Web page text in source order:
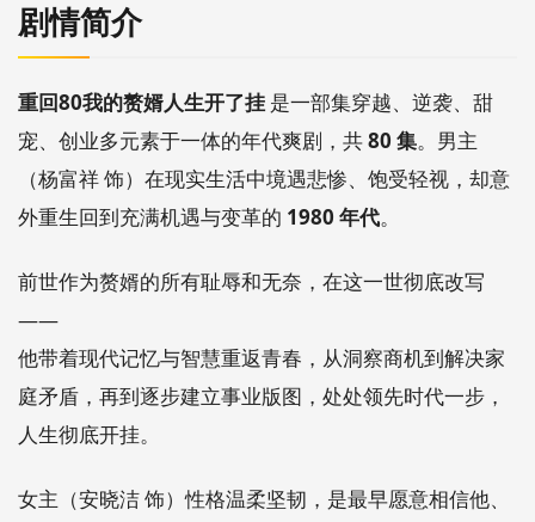
剧情简介
重回80我的赘婿人生开了挂 是一部集穿越、逆袭、甜
宠、创业多元素于一体的年代爽剧，共80 集。男主
（杨富祥 饰）在现实生活中境遇悲惨、饱受轻视，却意
外重生回到充满机遇与变革的 1980 年代。
前世作为赘婿的所有耻辱和无奈，在这一世彻底改写
——
他带着现代记忆与智慧重返青春，从洞察商机到解决家
庭矛盾，再到逐步建立事业版图，处处领先时代一步，
人生彻底开挂。
女主（安晓洁 饰）性格温柔坚韧，是最早愿意相信他、